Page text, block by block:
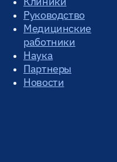
Руководство
Медицинские
работники
Наука
Партнеры
Новости